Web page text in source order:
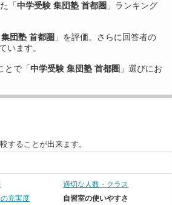
「中学受験 集団塾 首都圏 」ランキング
団塾 首都圏 」を評価。さらに回答者の
います。
とで「中学受験 集団塾 首都圏 」選びにお
することが出来ます。
適切な人数・クラス
充実度
自習室の使いやすさ